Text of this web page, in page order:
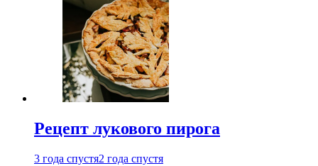
Рецепт лукового пирога
3 года спустя2 года спустя